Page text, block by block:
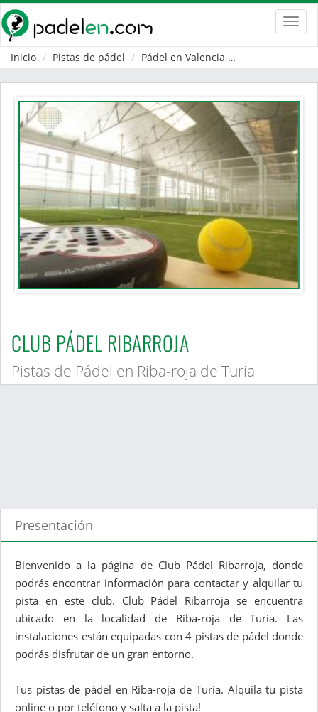
Inicio
Pistas de pádel Pádel en Valencia
CLUB PÁDEL RIBARROJA
Pistas de Pádel en Riba-roja de Turia
Presentación
Bienvenido a la página de Club Pádel Ribarroja, donde
podrás encontrar información para contactar y alquilar tu
pista en este club. Club Pádel Ribarroja se encuentra
ubicado en la localidad de Riba-roja de Turia. Las
instalaciones están equipadas con 4 pistas de pádel donde
podrás disfrutar de un gran entorno.
Tus pistas de pádel en Riba-roja de Turia. Alquila tu pista
online o por teléfono y salta a la pista!